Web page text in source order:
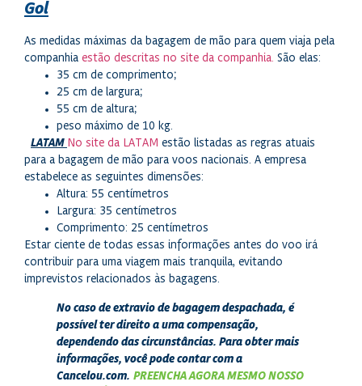
Gol
As medidas máximas da bagagem de mão para quem viaja pela
companhia estão descritas no site da companhia. São elas:
35 cm de comprimento;
25 cm de largura;
55 cm de altura;
peso máximo de 10 kg.
LATAM No site da LATAM estão listadas as regras atuais
para a bagagem de mão para voos nacionais. A empresa
estabelece as seguintes dimensões:
Altura: 55 centímetros
Largura: 35 centímetros
Comprimento: 25 centímetros
Estar ciente de todas essas informações antes do voo irá
contribuir para uma viagem mais tranquila, evitando
imprevistos relacionados às bagagens.
No caso de extravio de bagagem despachada, é
possível ter direito a uma compensação,
dependendo das circunstâncias. Para obter mais
informações, você pode contar com a
Cancelou.com. PREENCHA AGORA MESMO NOSSO